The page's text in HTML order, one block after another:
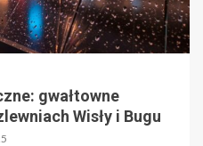
gwałtowne
Wisły i Bugu